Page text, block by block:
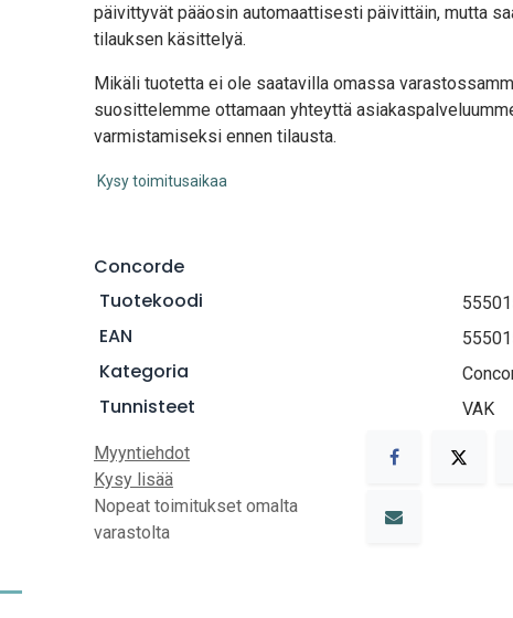
päivittyvät pääosin automaattisesti päivittäin, mutta
tilauksen käsittelyä.
Mikäli tuotetta ei ole saatavilla omassa
suosittelemme ottamaan yhteyttä
varmistamiseksi ennen tilausta.
Kysy toimitusaikaa
Concorde
Tuotekoodi
EAN
Kategoria
Tunnisteet VAK
Myyntiehdot
Kysy lisää
Nopeat toimitukset omalta
varastolta